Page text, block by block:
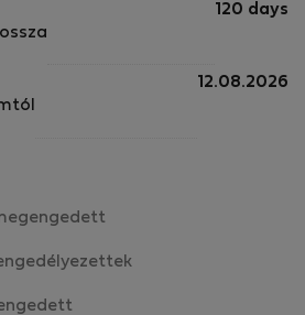
120 days
12.08.2026